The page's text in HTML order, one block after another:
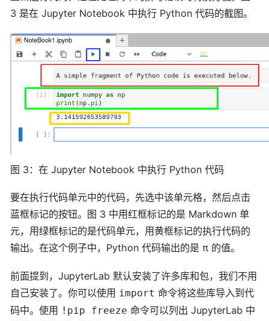
3 是在 Jupyter Notebook 中执行 Python 代码的截图。
图 3：在 Jupyter Notebook 中执行 Python 代码
要在执行代码单元中的代码，先选中该单元格，然后点击
蓝框标记的按钮。图 3 中用红框标记的是 Markdown 单
元，用绿框标记的是代码单元，用黄框标记的执行代码的
输出。在这个例子中，Python 代码输出的是 π 的值。
前面提到，JupyterLab 默认安装了许多库和包，我们不用
自己安装了。你可以使用 import 命令将这些库导入到代
码中。使用
!pip freeze 命令可以列出 JupyterLab 中